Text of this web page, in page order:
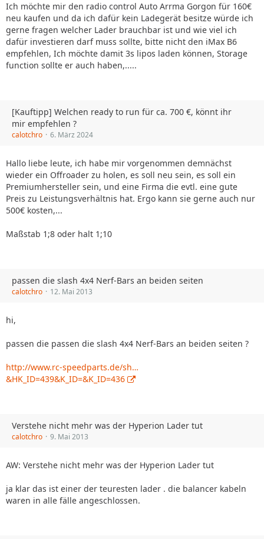
Ich möchte mir den radio control Auto Arrma Gorgon für 160€
neu kaufen und da ich dafür kein Ladegerät besitze würde ich
gerne fragen welcher Lader brauchbar ist und wie viel ich
dafür investieren darf muss sollte, bitte nicht den iMax B6
empfehlen, Ich möchte damit 3s lipos laden können, Storage
function sollte er auch haben,.....
[Kauftipp] Welchen ready to run für ca. 700 €, könnt ihr
mir empfehlen ?
calotchro 6. März 2024
Hallo liebe leute, ich habe mir vorgenommen demnächst
wieder ein Offroader zu holen, es soll neu sein, es soll ein
Premiumhersteller sein, und eine Firma die evtl. eine gute
Preis zu Leistungsverhältnis hat. Ergo kann sie gerne auch nur
500€ kosten,...
Maßstab 1;8 oder halt 1;10
passen die slash 4x4 Nerf-Bars an beiden seiten
calotchro 12. Mai 2013
hi,
passen die passen die slash 4x4 Nerf-Bars an beiden seiten ?
http://www.rc-speedparts.de/sh…
&HK_ID=439&K_ID=&K_ID=436
Verstehe nicht mehr was der Hyperion Lader tut
calotchro 9. Mai 2013
AW: Verstehe nicht mehr was der Hyperion Lader tut
ja klar das ist einer der teuresten lader . die balancer kabeln
waren in alle fälle angeschlossen.